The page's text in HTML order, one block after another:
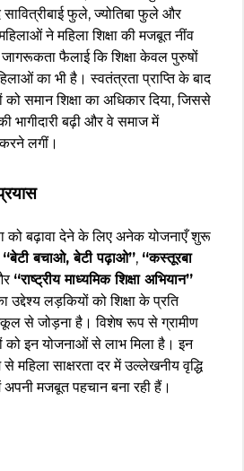
फुले, ज्योतिबा फुले और
ने महिला शिक्षा की मजबूत नींव
फैलाई कि शिक्षा केवल पुरुषों
का भी है। स्वतंत्रता प्राप्ति के बाद
को समान शिक्षा का अधिकार दिया, जिससे
भागीदारी बढ़ी और वे समाज में
लगीं।
को बढ़ावा देने के लिए अनेक योजनाएँ शुरू
“बेटी बचाओ, बेटी पढ़ाओ”, “कस्तूरबा
“राष्ट्रीय माध्यमिक शिक्षा अभियान”
लड़कियों को शिक्षा के प्रति
से जोड़ना है। विशेष रूप से ग्रामीण
को इन योजनाओं से लाभ मिला है। इन
महिला साक्षरता दर में उल्लेखनीय वृद्धि
मजबूत पहचान बना रही हैं।